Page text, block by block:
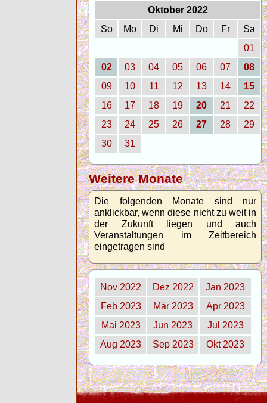
Oktober 2022
So
Mo Di Mi Do Fr
Sa
01
02
03 04 05 06 07
08
09
10 11 12 13 14
15
16
17 18 19 20 21
22
23
24 25 26 27 28
29
30
31
Weitere Monate
Die folgenden Monate sind nur
anklickbar, wenn diese nicht zu weit in
der Zukunft liegen und auch
Veranstaltungen im Zeitbereich
eingetragen sind
Nov 2022 Dez 2022
Jan 2023
Feb 2023
Mär 2023
Apr 2023
Mai 2023
Jun 2023
Jul 2023
Aug 2023
Sep 2023 Okt 2023